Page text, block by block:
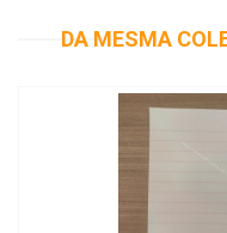
DA MESMA